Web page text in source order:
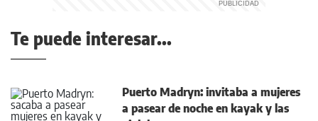
Te puede interesar...
Puerto Madryn: invitaba a mujeres
a pasear de noche en kayak y las